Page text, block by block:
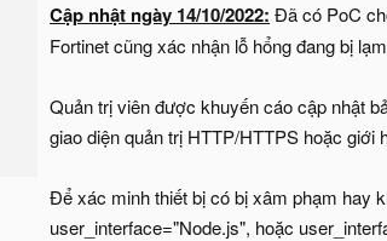
Cập nhật ngày 14/10/2022: Đã có PoC
Fortinet cũng xác nhận lỗ hổng đang bị
Quản trị viên được khuyến cáo cập nhật
giao diện quản trị HTTP/HTTPS hoặc giới
Để xác minh thiết bị có bị xâm phạm hay
user_interface="Node.js", hoặc